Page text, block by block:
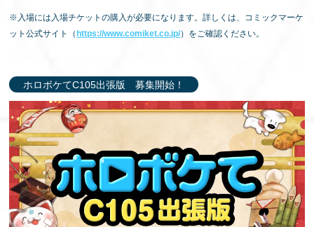
※入場には入場チケットの購入が必要になります。詳しくは、コミックマーケ
ット公式サイト（https://www.comiket.co.jp/）をご確認ください。
ホロボケてC105出張版 募集開始！